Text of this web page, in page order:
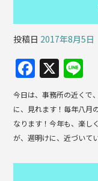
投稿日 2017年8月5日
F
a
c
e
b
o
X
n
e
今日は、事務所の近くで
に、見れます！毎年八月
なります！今年も、楽し
が、週明けに、近づいて